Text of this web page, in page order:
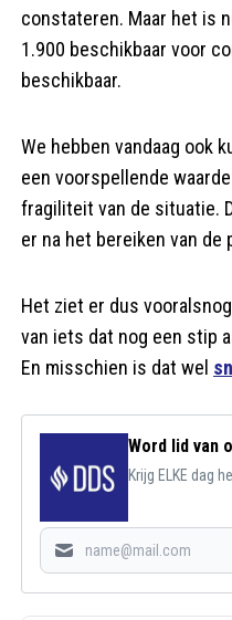
constateren. Maar het is
1.900 beschikbaar voor
beschikbaar.
We hebben vandaag ook
een voorspellende
fragiliteit van de situatie.
er na het bereiken van
Het ziet er dus
van iets dat nog een stip
En misschien is dat wel
Word lid van
Krijg ELKE dag